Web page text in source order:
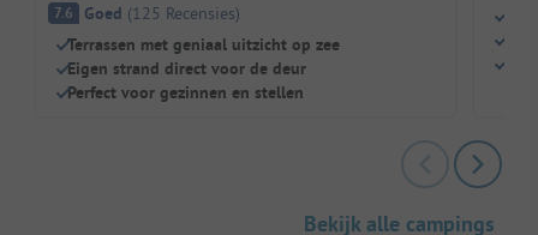
7.6 Goed (125 Recensies)
Terrassen met geniaal uitzicht op zee
Eigen strand direct voor de deur
Perfect voor gezinnen en stellen
Bekijk alle campings